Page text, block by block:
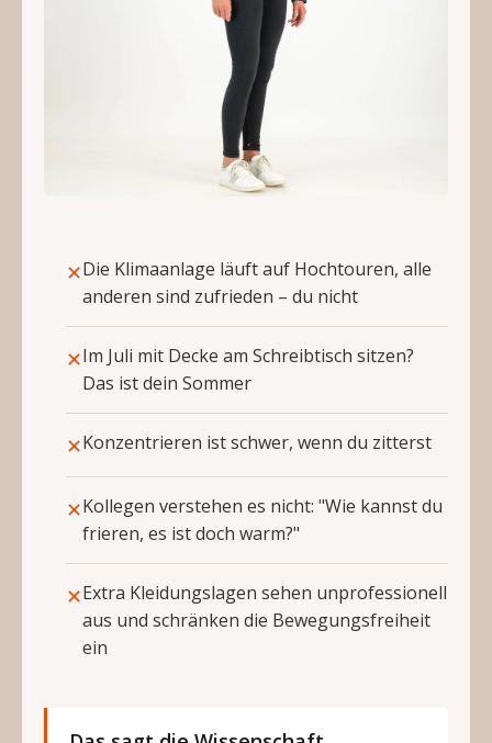
✕Die Klimaanlage läuft auf Hochtouren, alle
anderen sind zufrieden – du nicht
✕Im Juli mit Decke am Schreibtisch sitzen?
Das ist dein Sommer
✕Konzentrieren ist schwer, wenn du zitterst
✕Kollegen verstehen es nicht: "Wie kannst du
frieren, es ist doch warm?"
✕Extra Kleidungslagen sehen unprofessionell
aus und schränken die Bewegungsfreiheit
ein